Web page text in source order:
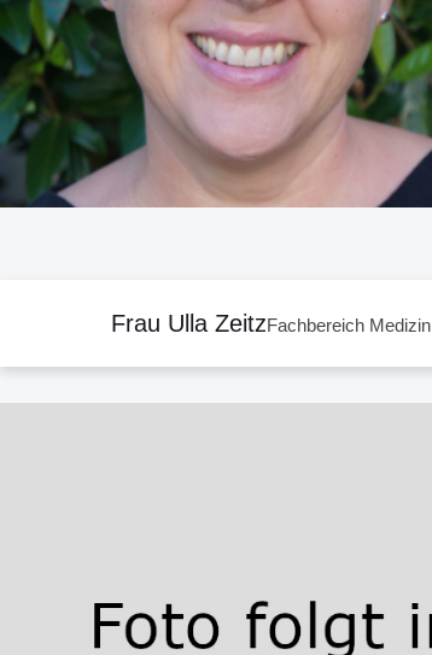
Frau Ulla ZeitzFachbereich Medizin